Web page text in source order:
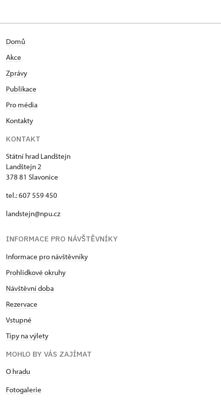
Domů
Akce
Zprávy
Publikace
Pro média
Kontakty
KONTAKT
Státní hrad Landštejn
Landštejn 2
378 81 Slavonice
tel.: 607 559 450
landstejn@npu.cz
INFORMACE PRO NÁVŠTĚVNÍKY
Informace pro návštěvníky
Prohlídkové okruhy
Návštěvní doba
Rezervace
Vstupné
Tipy na výlety
MOHLO BY VÁS ZAJÍMAT
O hradu
Fotogalerie